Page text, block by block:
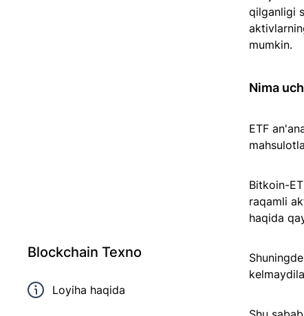
qilganligi
mumkin.
Nima
ETF
Bitkoin-
raqamli
haqida
Blockchain Texno
Loyiha haqida